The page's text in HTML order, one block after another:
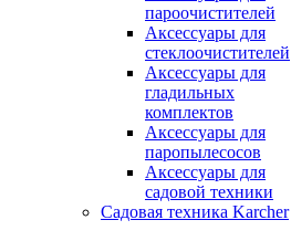
пароочистителей
Аксессуары для
стеклоочистителей
Аксессуары для
гладильных
комплектов
Аксессуары для
паропылесосов
Аксессуары для
садовой техники
Садовая техника Karcher